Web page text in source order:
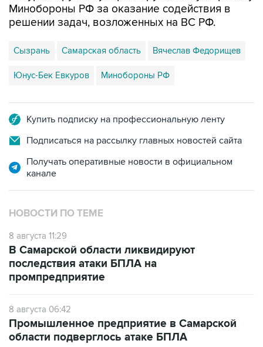
Минобороны РФ за оказание содействия в
решении задач, возложенных на ВС РФ.
Сызрань Самарская область Вячеслав Федорищев
Юнус-Бек Евкуров Минобороны РФ
Купить подписку на профессиональную ленту
Подписаться на рассылку главных новостей сайта
Получать оперативные новости в официальном
канале
НОВОСТИ ПО ТЕМЕ
8 августа 11:29
В Самарской области ликвидируют
последствия атаки БПЛА на
промпредприятие
8 августа 06:42
Промышленное предприятие в Самарской
области подверглось атаке БПЛА